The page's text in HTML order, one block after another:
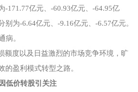
-171.77亿元、-60.93亿元、-64.95亿
别为-6.64亿元、-9.16亿元、-6.57亿元。
病。
额度以及日益激烈的市场竞争环境，旷
的盈利模式转型之路。
低价转股引关注